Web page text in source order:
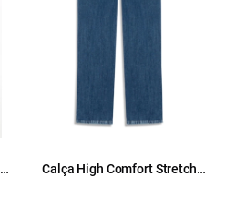
Calça High Comfort Stretch